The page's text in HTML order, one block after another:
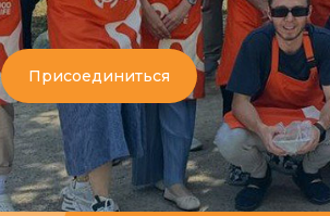
лекции
Присоединиться